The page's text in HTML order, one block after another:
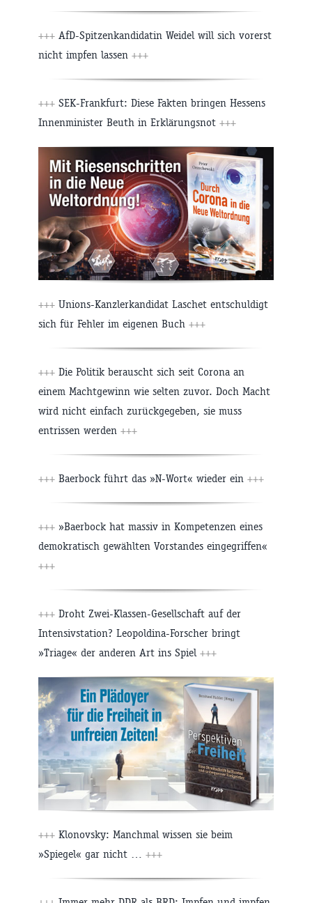
+++ AfD-Spitzenkandidatin Weidel will sich vorerst
nicht impfen lassen +++
+++ SEK-Frankfurt: Diese Fakten bringen Hessens
Innenminister Beuth in Erklärungsnot +++
+++ Unions-Kanzlerkandidat Laschet entschuldigt
sich für Fehler im eigenen Buch +++
+++ Die Politik berauscht sich seit Corona an
einem Machtgewinn wie selten zuvor. Doch Macht
wird nicht einfach zurückgegeben, sie muss
entrissen werden +++
+++ Baerbock führt das »N-Wort« wieder ein +++
+++ »Baerbock hat massiv in Kompetenzen eines
demokratisch gewählten Vorstandes eingegriffen«
+++
+++ Droht Zwei-Klassen-Gesellschaft auf der
Intensivstation? Leopoldina-Forscher bringt
»Triage« der anderen Art ins Spiel +++
+++ Klonovsky: Manchmal wissen sie beim
»Spiegel« gar nicht … +++